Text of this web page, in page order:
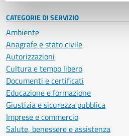
CATEGORIE DI SERVIZIO
Ambiente
Anagrafe e stato civile
Autorizzazioni
Cultura e tempo libero
Documenti e certificati
Educazione e formazione
Giustizia e sicurezza pubblica
Imprese e commercio
Salute, benessere e assistenza